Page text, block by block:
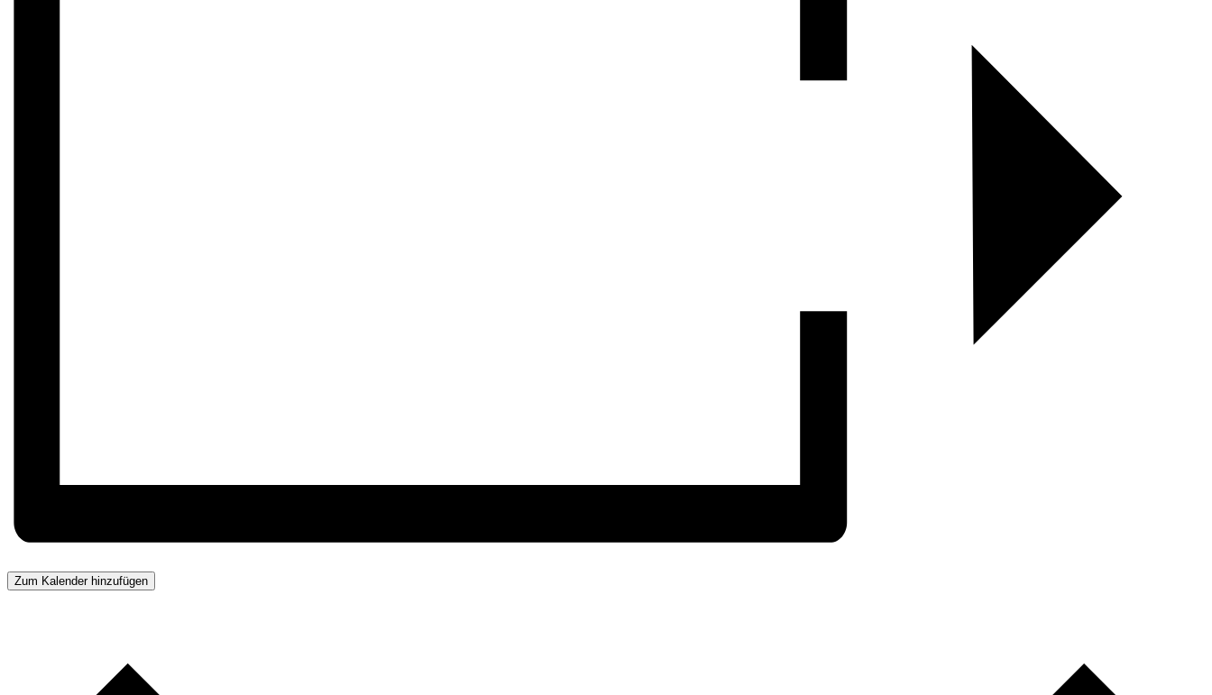
Zum Kalender hinzufügen